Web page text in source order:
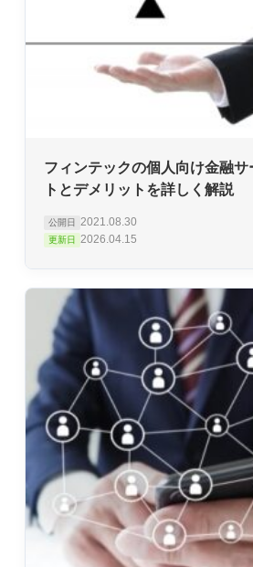
フィンテックの個人向け金融
トとデメリットを詳しく解説
公開日 2021.08.30
更新日 2026.04.15